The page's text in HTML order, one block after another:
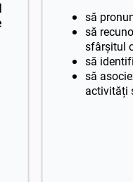
să
să
sfârșitul
să
să
activități